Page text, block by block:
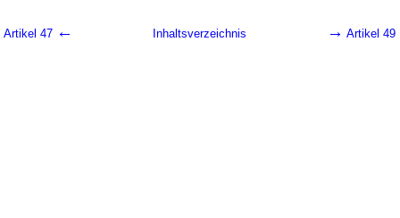
Artikel 47 ← Inhaltsverzeichnis → Artikel 49